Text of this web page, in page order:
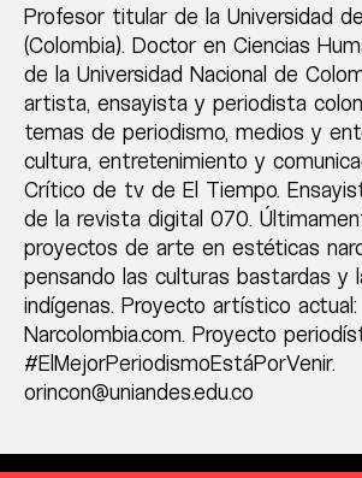
Profesor titular de la Universidad
(Colombia). Doctor en Ciencias
de la Universidad Nacional de
artista, ensayista y periodista
temas de periodismo, medios y
cultura, entretenimiento y
Crítico de tv de El Tiempo.
de la revista digital 070.
proyectos de arte en estéticas
pensando las culturas bastardas y
indígenas. Proyecto artístico actual:
Narcolombia.com. Proyecto
#ElMejorPeriodismoEstáPorVenir.
orincon@uniandes.edu.co